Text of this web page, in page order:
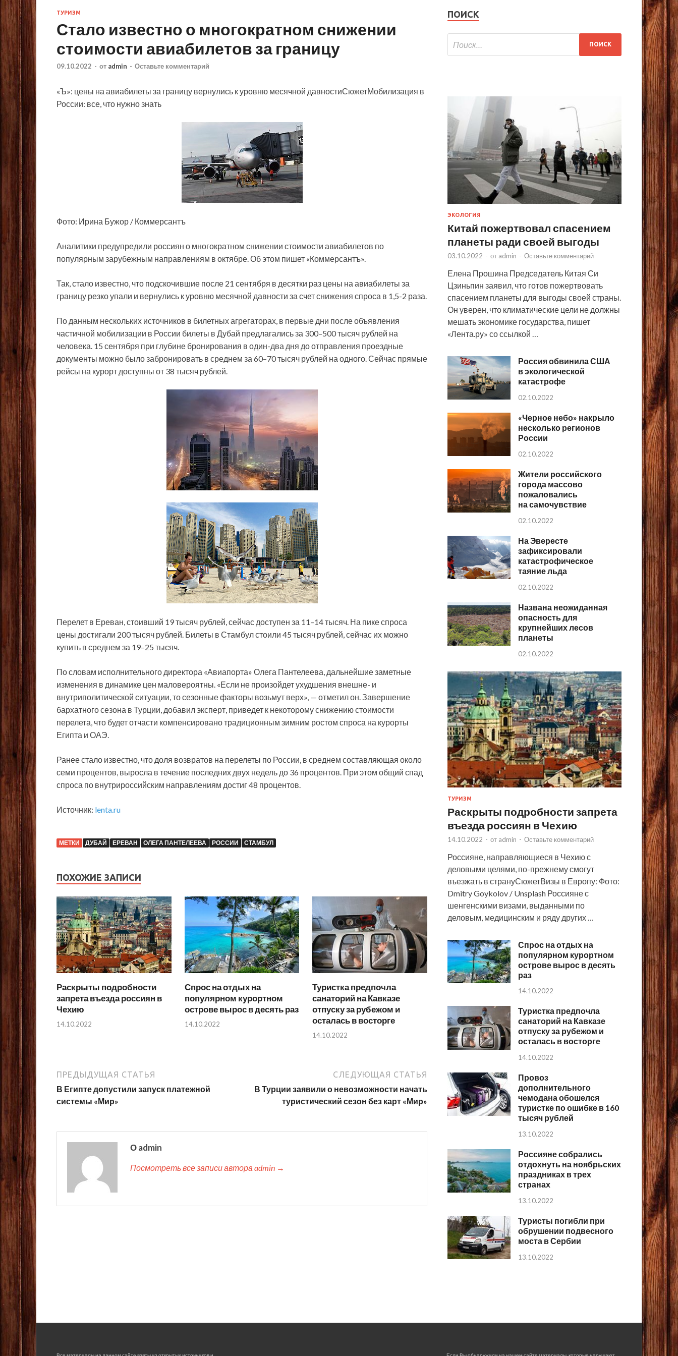
ТУРИЗМ
Стало известно о многократном снижении
стоимости авиабилетов за границу
09.10.2022 - от admin - Оставьте комментарий
«Ъ»: цены на авиабилеты за границу вернулись к уровню месячной давностиСюжетМобилизация в
России: все, что нужно знать
Фото: Ирина Бужор / Коммерсантъ
Аналитики предупредили россиян о многократном снижении стоимости авиабилетов по
популярным зарубежным направлениям в октябре. Об этом пишет «Коммерсантъ».
Так, стало известно, что подскочившие после 21 сентября в десятки раз цены на авиабилеты за
границу резко упали и вернулись к уровню месячной давности за счет снижения спроса в 1,5-2 раза.
По данным нескольких источников в билетных агрегаторах, в первые дни после объявления
частичной мобилизации в России билеты в Дубай предлагались за 300–500 тысяч рублей на
человека. 15 сентября при глубине бронирования в один-два дня до отправления проездные
документы можно было забронировать в среднем за 60–70 тысяч рублей на одного. Сейчас прямые
рейсы на курорт доступны от 38 тысяч рублей.
Перелет в Ереван, стоивший 19 тысяч рублей, сейчас доступен за 11–14 тысяч. На пике спроса
цены достигали 200 тысяч рублей. Билеты в Стамбул стоили 45 тысяч рублей, сейчас их можно
купить в среднем за 19–25 тысяч.
По словам исполнительного директора «Авиапорта» Олега Пантелеева, дальнейшие заметные
изменения в динамике цен маловероятны. «Если не произойдет ухудшения внешне- и
внутриполитической ситуации, то сезонные факторы возьмут верх», — отметил он. Завершение
бархатного сезона в Турции, добавил эксперт, приведет к некоторому снижению стоимости
перелета, что будет отчасти компенсировано традиционным зимним ростом спроса на курорты
Египта и ОАЭ.
Ранее стало известно, что доля возвратов на перелеты по России, в среднем составляющая около
семи процентов, выросла в течение последних двух недель до 36 процентов. При этом общий спад
спроса по внутрироссийским направлениям достиг 48 процентов.
Источник: lenta.ru
МЕТКИ ДУБАЙ ЕРЕВАН ОЛЕГА ПАНТЕЛЕЕВА РОССИИ СТАМБУЛ
ПОХОЖИЕ ЗАПИСИ
Раскрыты подробности
запрета въезда россиян в
Чехию
14.10.2022
Спрос на отдых на
популярном курортном
острове вырос в десять раз
14.10.2022
Туристка предпочла
санаторий на Кавказе
отпуску за рубежом и
осталась в восторге
14.10.2022
ПРЕДЫДУЩАЯ СТАТЬЯ
В Египте допустили запуск платежной
системы «Мир»
СЛЕДУЮЩАЯ СТАТЬЯ
В Турции заявили о невозможности начать
туристический сезон без карт «Мир»
О admin
Посмотреть все записи автора admin →
ПОИСК
ЭКОЛОГИЯ
Китай пожертвовал спасением
планеты ради своей выгоды
03.10.2022 - от admin - Оставьте комментарий
Елена Прошина Председатель Китая Си
Цзиньпин заявил, что готов пожертвовать
спасением планеты для выгоды своей страны.
Он уверен, что климатические цели не должны
мешать экономике государства, пишет
«Лента.ру» со ссылкой …
Россия обвинила США
в экологической
катастрофе
02.10.2022
«Черное небо» накрыло
несколько регионов
России
02.10.2022
Жители российского
города массово
пожаловались
на самочувствие
02.10.2022
На Эвересте
зафиксировали
катастрофическое
таяние льда
02.10.2022
Названа неожиданная
опасность для
крупнейших лесов
планеты
02.10.2022
ТУРИЗМ
Раскрыты подробности запрета
въезда россиян в Чехию
14.10.2022 - от admin - Оставьте комментарий
Россияне, направляющиеся в Чехию с
деловыми целями, по-прежнему смогут
въезжать в странуСюжетВизы в Европу: Фото:
Dmitry Goykolov / Unsplash Россияне с
шенгенскими визами, выданными по
деловым, медицинским и ряду других …
Спрос на отдых на
популярном курортном
острове вырос в десять
раз
14.10.2022
Туристка предпочла
санаторий на Кавказе
отпуску за рубежом и
осталась в восторге
14.10.2022
Провоз
дополнительного
чемодана обошелся
туристке по ошибке в 160
тысяч рублей
13.10.2022
Россияне собрались
отдохнуть на ноябрьских
праздниках в трех
странах
13.10.2022
Туристы погибли при
обрушении подвесного
моста в Сербии
13.10.2022